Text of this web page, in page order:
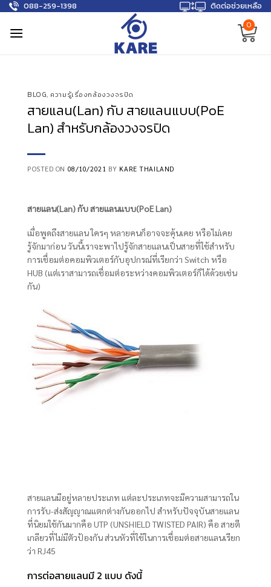
Skip
content
088-259-1398
ติดต่อช่วยเหลือ
0
BLOG, ความรู้เรื่องกล้องวงจรปิด
สายแลน(Lan) กับ สายแลนแบบ(PoE
Lan) สำหรับกล้องวงจรปิด
POSTED ON 08/10/2021 BY KARE THAILAND
สายแลน(Lan) กับ สายแลนแบบ(PoE Lan)
เมื่อพูดถึงสายแลน ใครๆ หลายคนก็อาจจะคุ้นเคย หรือไม่เคย
รู้จักมาก่อน วันนี้เราจะพาไปรู้จักสายแลนเป็นสายที่ใช้สำหรับ
การเชื่อมต่อคอมพิวเตอร์กับอุปกรณ์ที่เรียกว่า Switch หรือ
HUB (แต่เราสามารถเชื่อมต่อระหว่างคอมพิวเตอร์ก็ได้ด้วยเช่น
กัน)
สายแลนมีอยู่หลายประเภท แต่ละประเภทจะมีความสามารถใน
การรับ-ส่งสัญญาณแตกต่างกันออกไป สำหรับปัจจุบันสายแลน
ที่นิยมใช้กันมากคือ UTP (UNSHIELD TWISTED PAIR) คือ สายตี
เกลียวที่ไม่มีตัวป้องกัน ส่วนหัวที่ใช้ในการเชื่อมต่อสายแลนเรียก
ว่า RJ45
การต่อสายแลนมี 2 แบบ ดังนี้